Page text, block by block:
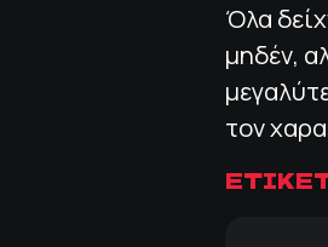
Όλα
μηδέν,
τον